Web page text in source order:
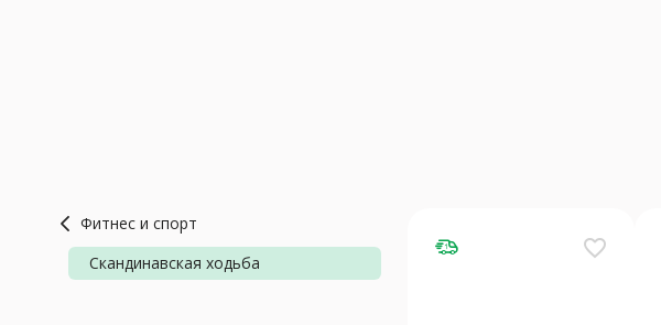
Фитнес и спорт
Скандинавская ходьба
favorite_border